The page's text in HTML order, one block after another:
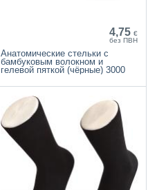
4,75 €
без ПВН
Анатомические стельки с
бамбуковым волокном и
гелевой пяткой (чёрные) 3000